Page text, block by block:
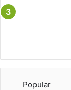
Popular